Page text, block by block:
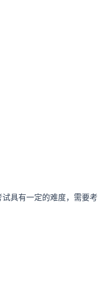
具有一定的难度，需要考